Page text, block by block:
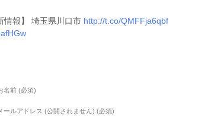
情報】 埼玉県川口市 http://t.co/QMFFja6qbf
名前 (必須)
ールアドレス (公開されません) (必須)